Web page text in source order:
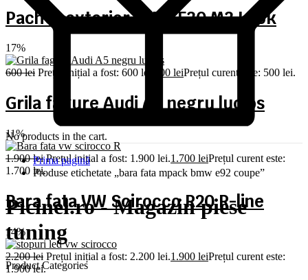
Pachet exterior BMW F30 M3 Look
17%
600lei Prețul inițial a fost: 600 lei. 500 leiPrețul curent este: 500 lei.
Grila fagure Audi A5 negru lucios
11%
1.900lei Prețul inițial a fost: 1.900 lei.1.700 leiPrețul curent este:
1.700 lei.
Bara fata VW Scirocco R20 R-line
14%
2.200lei Prețul inițial a fost: 2.200 lei.1.900 leiPrețul curent este:
1.900 lei.
No products in the cart.
Prima pagină
Produse etichetate „bara fata mpack bmw e92 coupe”
Picinel.ro - Magazin piese
tuning
Product Categories